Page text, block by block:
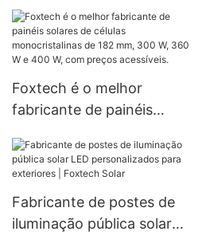
Foxtech é o melhor
fabricante de painéis
monocristalinas de 182
mm, 300 W, 360 W e 400
W, com preços acessíveis.
Fabricante de postes de
iluminação pública solar